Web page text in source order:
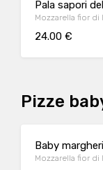
Pala sapori
Mozzarella fior
24.00 €
Pizze
Baby
Mozzarella fior